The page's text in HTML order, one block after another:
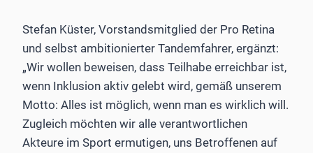
Stefan Küster, Vorstandsmitglied der Pro Retina
und selbst ambitionierter Tandemfahrer, ergänzt:
„Wir wollen beweisen, dass Teilhabe erreichbar ist,
wenn Inklusion aktiv gelebt wird, gemäß unserem
Motto: Alles ist möglich, wenn man es wirklich will.
Zugleich möchten wir alle verantwortlichen
Akteure im Sport ermutigen, uns Betroffenen auf